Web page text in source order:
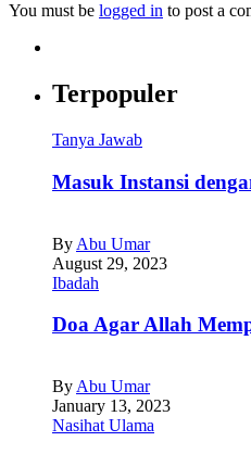
You must be logged in to post a
Terpopuler
Tanya Jawab
Masuk Instansi
By Abu Umar
August 29, 2023
Ibadah
Doa Agar Allah
By Abu Umar
January 13, 2023
Nasihat Ulama